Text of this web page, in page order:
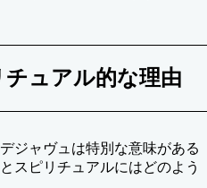
ュアル的な理由
ジャヴュは特別な意味がある
スピリチュアルにはどのよう